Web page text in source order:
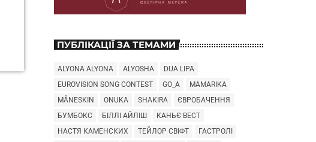
ПУБЛІКАЦІЇ ЗА ТЕМАМИ
ALYONA ALYONA ALYOSHA
DUA LIPA
EUROVISION SONG CONTEST
GO_A
MAMARIKA
MÅNESKIN
ONUKA SHAKIRA
ЄВРОБАЧЕННЯ
БУМБОКС
БІЛЛІ АЙЛІШ
КАНЬЄ ВЕСТ
НАСТЯ КАМЕНСКИХ
ТЕЙЛОР СВІФТ
ГАСТРОЛІ